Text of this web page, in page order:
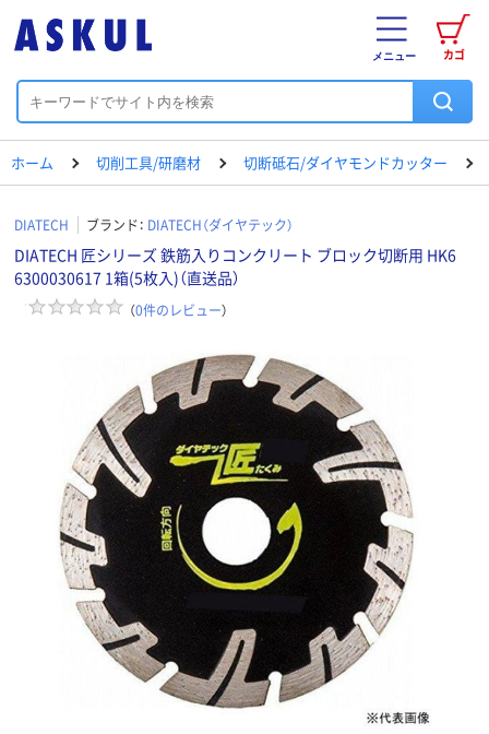
カゴ
メニュー
ホーム 切削工具/研磨材 切断砥石/ダイヤモンドカッター
DIATECH ブランド： DIATECH（ダイヤテック）
DIATECH 匠シリーズ 鉄筋入りコンクリート ブロック切断用 HK6
6300030617 1箱(5枚入)（直送品）
（0件のレビュー）